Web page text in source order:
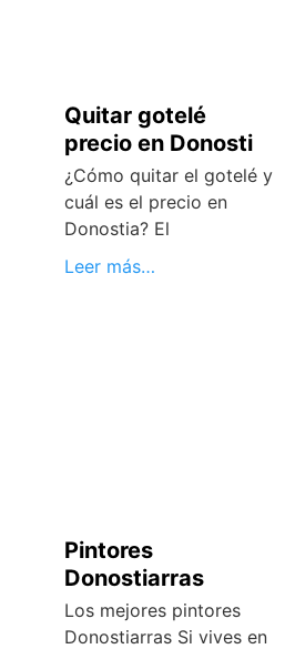
Quitar gotelé
precio en Donosti
¿Cómo quitar el gotelé y
cuál es el precio en
Donostia? El
Leer más…
Pintores
Donostiarras
Los mejores pintores
Donostiarras Si vives en